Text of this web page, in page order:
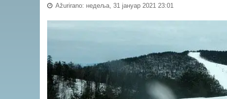
Ažurirano: недеља, 31 јануар 2021 23:01